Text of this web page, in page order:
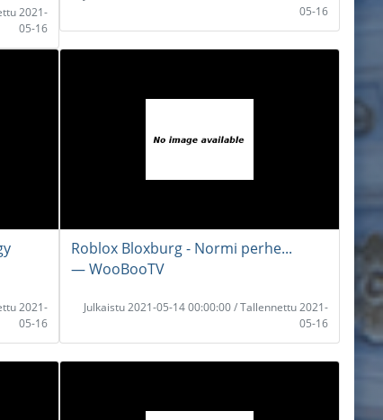
2021-
05-16
05-16
2021-
05-16
Roblox Bloxburg - Normi perhe...
― WooBooTV
Julkaistu 2021-05-14 00:00:00 / Tallennettu 2021-
05-16